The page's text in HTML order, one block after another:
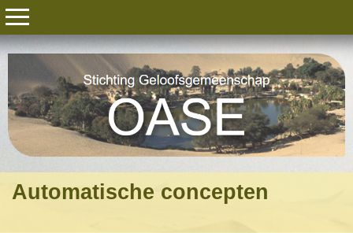
Automatische concepten